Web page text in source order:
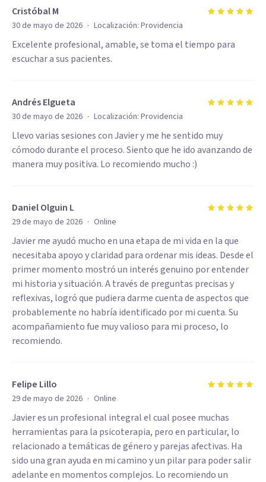
Cristóbal M
30 de mayo de 2026 · Localización: Providencia
Excelente profesional, amable, se toma el tiempo para
escuchar a sus pacientes.
Andrés Elgueta
30 de mayo de 2026 · Localización: Providencia
Llevo varias sesiones con Javier y me he sentido muy
cómodo durante el proceso. Siento que he ido avanzando de
manera muy positiva. Lo recomiendo mucho :)
Daniel Olguin L
29 de mayo de 2026 · Online
Javier me ayudó mucho en una etapa de mi vida en la que
necesitaba apoyo y claridad para ordenar mis ideas. Desde el
primer momento mostró un interés genuino por entender
mi historia y situación. A través de preguntas precisas y
reflexivas, logró que pudiera darme cuenta de aspectos que
probablemente no habría identificado por mi cuenta. Su
acompañamiento fue muy valioso para mi proceso, lo
recomiendo.
Felipe Lillo
29 de mayo de 2026 · Online
Javier es un profesional integral el cual posee muchas
herramientas para la psicoterapia, pero en particular, lo
relacionado a temáticas de género y parejas afectivas. Ha
sido una gran ayuda en mi camino y un pilar para poder salir
adelante en momentos complejos. Lo recomiendo un